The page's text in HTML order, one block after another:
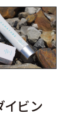
ビン